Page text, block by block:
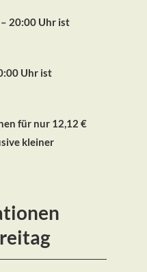
20:00 Uhr ist
Uhr ist
für nur 12,12 €
kleiner